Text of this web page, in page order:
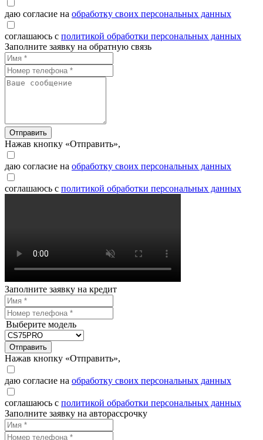
даю согласие на обработку своих персональных данных
соглашаюсь с политикой обработки персональных данных
Заполните заявку на обратную связь
Отправить
Нажав кнопку «Отправить»,
даю согласие на обработку своих персональных данных
соглашаюсь с политикой обработки персональных данных
Заполните заявку на кредит
Выберите модель
Отправить
Нажав кнопку «Отправить»,
даю согласие на обработку своих персональных данных
соглашаюсь с политикой обработки персональных данных
Заполните заявку на авторассрочку